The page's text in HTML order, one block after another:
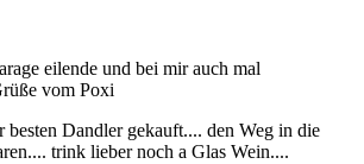
eilende und bei mir auch mal
vom Poxi
besten Dandler gekauft.... den Weg in die
trink lieber noch a Glas Wein....